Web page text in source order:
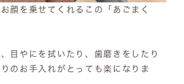
顔を乗せてくれるこの「あごまく
目やにを拭いたり、歯磨きをしたり
のお手入れがとっても楽になりま